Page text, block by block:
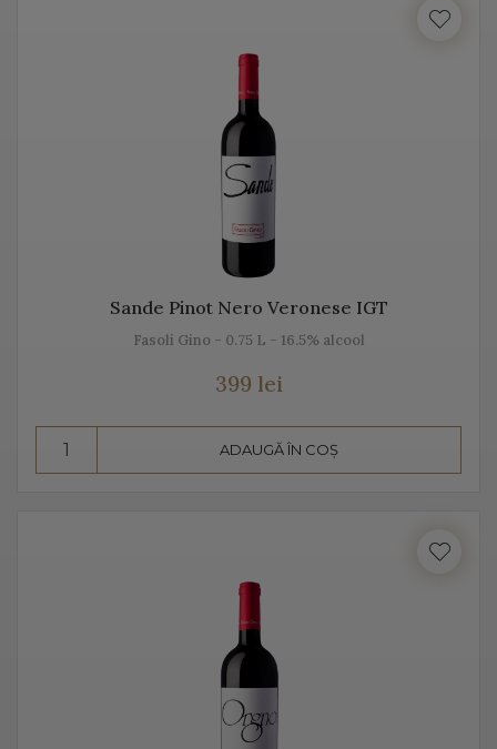
hectare de viță de vie, fiind unul dintre cei mai mari
producători de vin italian din lume. Acest vin italian
ajunge în întreaga lume și îi bucură pe cei ce îi cunosc
istoria, tradiția, modul de preparare, dar și pe cel de
Diversitatea etichetelor de vin de pe Vino Italia este
dar și în întreaga lume. Vino Italia aduce Prosecco la
tine acasă, chiar din regiunea unde este fabricat și asta
Vă prezentăm mai jos, gama noastră de Prosecco, acest
vin spumant italian, alb sau rose.
Sande Pinot Nero Veronese IGT
Fasoli Gino - 0.75 L - 16.5% alcool
399 lei
ADAUGĂ ÎN COȘ